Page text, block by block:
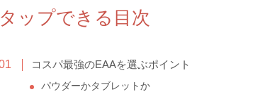
タップできる目次
コスパ最強のEAAを選ぶポイント
パウダーかタブレットか